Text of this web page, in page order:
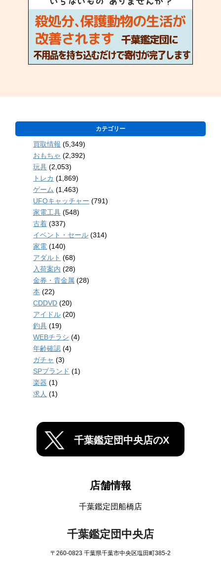
カテゴリー
買取情報 (5,349)
おもちゃ (2,392)
玩具 (2,053)
トレカ (1,869)
ゲーム (1,463)
UFOキャッチャー (791)
家電工具 (548)
古着 (337)
イベント・セール (314)
家電 (140)
アダルト (68)
入荷案内 (28)
金券・貴金属 (28)
本 (22)
CDDVD (20)
アイドル (20)
釣具 (19)
WEBチラシ (4)
年齢確認 (4)
ガチャ (3)
SPブランド (1)
楽器 (1)
求人 (1)
千葉鑑定団中央店のX
店舗情報
千葉鑑定団船橋店
千葉鑑定団中央店
〒260-0823 千葉県千葉市中央区塩田町385-2